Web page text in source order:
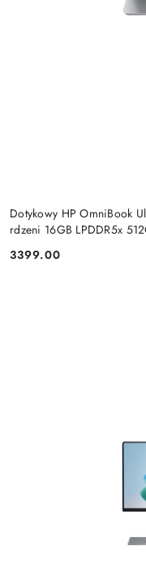
Dotykowy HP OmniBook
rdzeni 16GB LPDDR5x
Cena:
3399.00